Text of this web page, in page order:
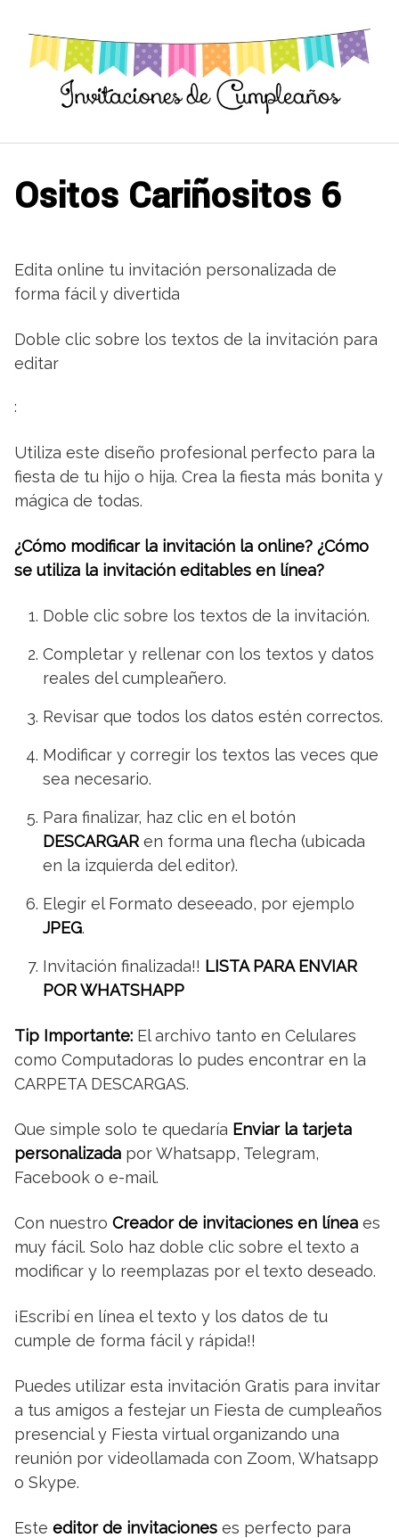
contenido
Ositos Cariñositos 6
Edita online tu invitación personalizada de
forma fácil y divertida
Doble clic sobre los textos de la invitación para
editar
:
Utiliza este diseño profesional perfecto para la
fiesta de tu hijo o hija. Crea la fiesta más bonita y
mágica de todas.
¿Cómo modificar la invitación la online? ¿Cómo
se utiliza la invitación editables en línea?
Doble clic sobre los textos de la invitación.
Completar y rellenar con los textos y datos
reales del cumpleañero.
Revisar que todos los datos estén correctos.
Modificar y corregir los textos las veces que
sea necesario.
Para finalizar, haz clic en el botón
DESCARGAR en forma una flecha (ubicada
en la izquierda del editor).
Elegir el Formato deseeado, por ejemplo
JPEG.
Invitación finalizada!! LISTA PARA ENVIAR
POR WHATSHAPP
Tip Importante: El archivo tanto en Celulares
como Computadoras lo pudes encontrar en la
CARPETA DESCARGAS.
Que simple solo te quedaría Enviar la tarjeta
personalizada por Whatsapp, Telegram,
Facebook o e-mail.
Con nuestro Creador de invitaciones en línea es
muy fácil. Solo haz doble clic sobre el texto a
modificar y lo reemplazas por el texto deseado.
¡Escribí en línea el texto y los datos de tu
cumple de forma fácil y rápida!!
Puedes utilizar esta invitación Gratis para invitar
a tus amigos a festejar un Fiesta de cumpleaños
presencial y Fiesta virtual organizando una
reunión por videollamada con Zoom, Whatsapp
o Skype.
Este editor de invitaciones es perfecto para